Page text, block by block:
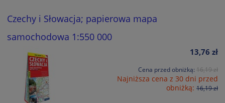
Czechy i Słowacja; papierowa mapa
samochodowa 1:550 000
13,76 zł
Cena przed obniżką: 16,19 zł
Najniższa cena z 30 dni przed
obniżką: 16,19 zł